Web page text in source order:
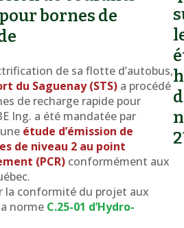
bornes de
de sa flotte d’autobus,
du Saguenay (STS) a procédé
de recharge rapide pour
Ing. a été mandatée par
étude d’émission de
de niveau 2 au point
(PCR) conformément aux
la conformité du projet aux
norme C.25-01 d’Hydro-